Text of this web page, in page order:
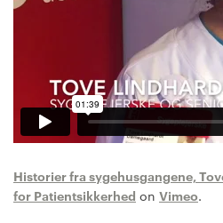
Historier fra sygehusgangene,
for Patientsikkerhed on Vimeo.